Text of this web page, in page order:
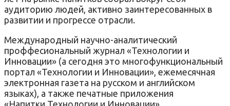
аудиторию людей, активно заинтересованных в
развитии и прогрессе отрасли.
Международный научно-аналитический
проффесиональный журнал «Технологии и
Инновации» (а сегодня это многофункциональный
портал «Технологии и Инновации», ежемесячная
электронная газета на русском и английском
языках), а также печатные приложения
«Напитки.Технологии и Инновации»,